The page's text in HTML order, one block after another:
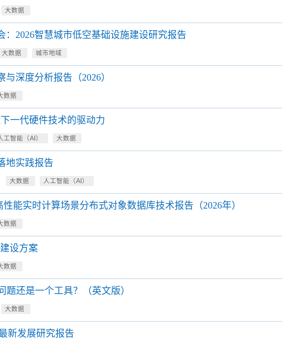
大数据
2026智慧城市低空基础设施建设研究报告
大数据 城市地域
深度分析报告（2026）
数据
一代硬件技术的驱动力
工智能（AI） 大数据
地实践报告
大数据 人工智能（AI）
能实时计算场景分布式对象数据库技术报告（2026年）
数据
设方案
数据
题还是一个工具？（英文版）
大数据
新发展研究报告